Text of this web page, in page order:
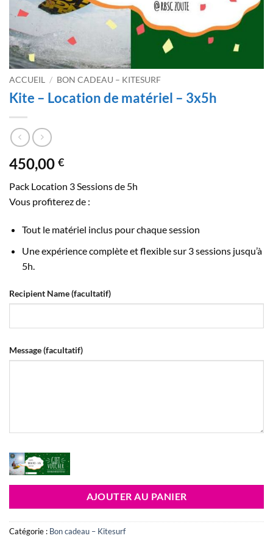
ACCUEIL / BON CADEAU – KITESURF
Kite – Location de matériel – 3x5h
450,00 €
Pack Location 3 Sessions de 5h
Vous profiterez de :
Tout le matériel inclus pour chaque session
Une expérience complète et flexible sur 3 sessions jusqu’à
5h.
Recipient Name(facultatif)
Message(facultatif)
AJOUTER AU PANIER
Catégorie : Bon cadeau – Kitesurf